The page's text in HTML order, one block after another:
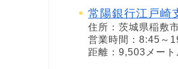
常陽銀行江戸崎
住所：茨城県稲敷
営業時間：8:45～
距離：9,503メート